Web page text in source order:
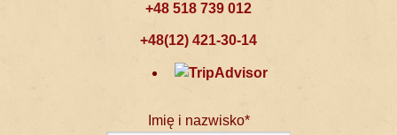
+48 518 739 012
+48(12) 421-30-14
Imię i nazwisko*